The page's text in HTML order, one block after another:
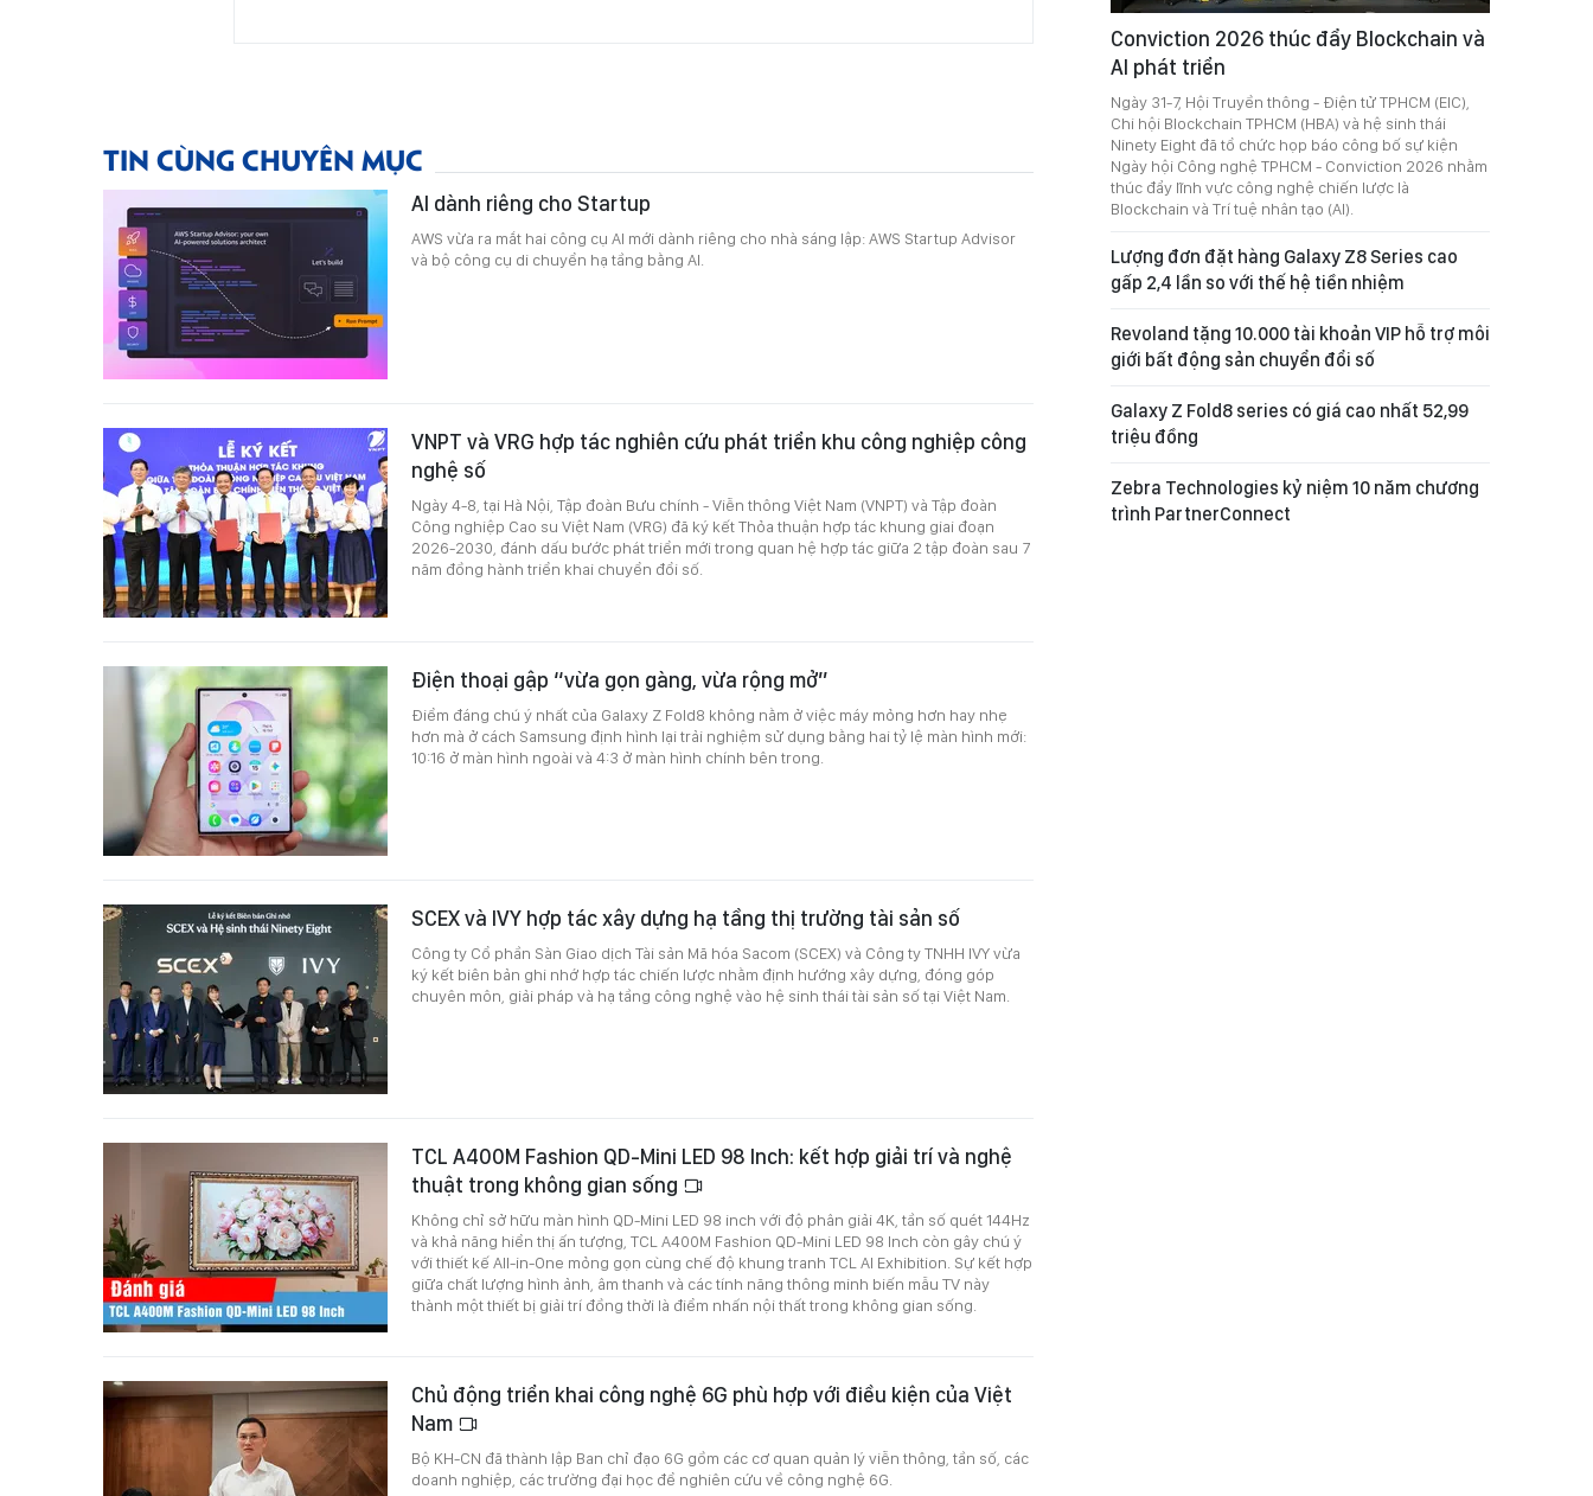
TIN CÙNG CHUYÊN MỤC
AI dành riêng cho Startup
AWS vừa ra mắt hai công cụ AI mới dành riêng cho nhà sáng lập: AWS Startup Advisor
và bộ công cụ di chuyển hạ tầng bằng AI.
VNPT và VRG hợp tác nghiên cứu phát triển khu công nghiệp công
nghệ số
Ngày 4-8, tại Hà Nội, Tập đoàn Bưu chính - Viễn thông Việt Nam (VNPT) và Tập đoàn
Công nghiệp Cao su Việt Nam (VRG) đã ký kết Thỏa thuận hợp tác khung giai đoạn
2026-2030, đánh dấu bước phát triển mới trong quan hệ hợp tác giữa 2 tập đoàn sau 7
năm đồng hành triển khai chuyển đổi số.
Điện thoại gập “vừa gọn gàng, vừa rộng mở”
Điểm đáng chú ý nhất của Galaxy Z Fold8 không nằm ở việc máy mỏng hơn hay nhẹ
hơn mà ở cách Samsung định hình lại trải nghiệm sử dụng bằng hai tỷ lệ màn hình mới:
10:16 ở màn hình ngoài và 4:3 ở màn hình chính bên trong.
SCEX và IVY hợp tác xây dựng hạ tầng thị trường tài sản số
Công ty Cổ phần Sàn Giao dịch Tài sản Mã hóa Sacom (SCEX) và Công ty TNHH IVY vừa
ký kết biên bản ghi nhớ hợp tác chiến lược nhằm định hướng xây dựng, đóng góp
chuyên môn, giải pháp và hạ tầng công nghệ vào hệ sinh thái tài sản số tại Việt Nam.
TCL A400M Fashion QD-Mini LED 98 Inch: kết hợp giải trí và nghệ
thuật trong không gian sống
Không chỉ sở hữu màn hình QD-Mini LED 98 inch với độ phân giải 4K, tần số quét 144Hz
và khả năng hiển thị ấn tượng, TCL A400M Fashion QD-Mini LED 98 Inch còn gây chú ý
với thiết kế All-in-One mỏng gọn cùng chế độ khung tranh TCL AI Exhibition. Sự kết hợp
giữa chất lượng hình ảnh, âm thanh và các tính năng thông minh biến mẫu TV này
thành một thiết bị giải trí đồng thời là điểm nhấn nội thất trong không gian sống.
Chủ động triển khai công nghệ 6G phù hợp với điều kiện của Việt
Nam
Bộ KH-CN đã thành lập Ban chỉ đạo 6G gồm các cơ quan quản lý viễn thông, tần số, các
doanh nghiệp, các trường đại học để nghiên cứu về công nghệ 6G.
Conviction 2026 thúc đẩy Blockchain và
AI phát triển
Ngày 31-7, Hội Truyền thông - Điện tử TPHCM (EIC),
Chi hội Blockchain TPHCM (HBA) và hệ sinh thái
Ninety Eight đã tổ chức họp báo công bố sự kiện
Ngày hội Công nghệ TPHCM - Conviction 2026 nhằm
thúc đẩy lĩnh vực công nghệ chiến lược là
Blockchain và Trí tuệ nhân tạo (AI).
Lượng đơn đặt hàng Galaxy Z8 Series cao
gấp 2,4 lần so với thế hệ tiền nhiệm
Revoland tặng 10.000 tài khoản VIP hỗ trợ môi
giới bất động sản chuyển đổi số
Galaxy Z Fold8 series có giá cao nhất 52,99
triệu đồng
Zebra Technologies kỷ niệm 10 năm chương
trình PartnerConnect